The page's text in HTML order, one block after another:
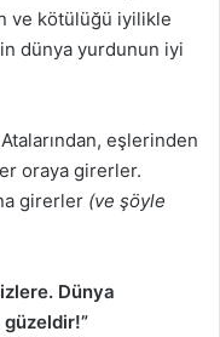
ve kötülüğü iyilikle
dünya yurdunun iyi
Atalarından, eşlerinden
oraya girerler.
girerler (ve şöyle
Dünya